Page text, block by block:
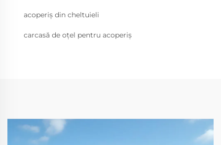
acoperiş din cheltuieli
carcasă de oțel pentru acoperiș